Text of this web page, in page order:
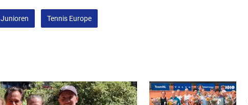
Junioren Tennis Europe